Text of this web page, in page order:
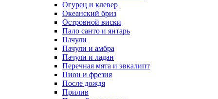
Огурец и клевер
Океанский бриз
Островной виски
Пало санто и янтарь
Пачули
Пачули и амбра
Пачули и ладан
Перечная мята и эвкалипт
Пион и фрезия
После дождя
Прилив